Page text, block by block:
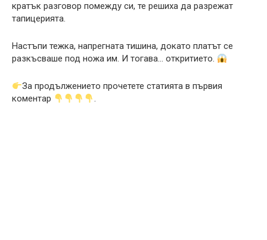
кратък разговор помежду си, те решиха да разрежат
тапицерията.
Настъпи тежка, напрегната тишина, докато платът се
разкъсваше под ножа им. И тогава… откритието.
За продължението прочетете статията в първия
коментар
.